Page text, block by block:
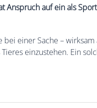
Anspruch auf ein als
einer Sache – wirksam
einzustehen. Ein